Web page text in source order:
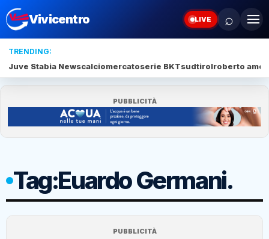
Vivicentro LIVE ⌕
TRENDING:
Juve Stabia Newscalciomercatoserie BKTsudtirolroberto
PUBBLICITÀ
Tag:Euardo Germani.
PUBBLICITÀ